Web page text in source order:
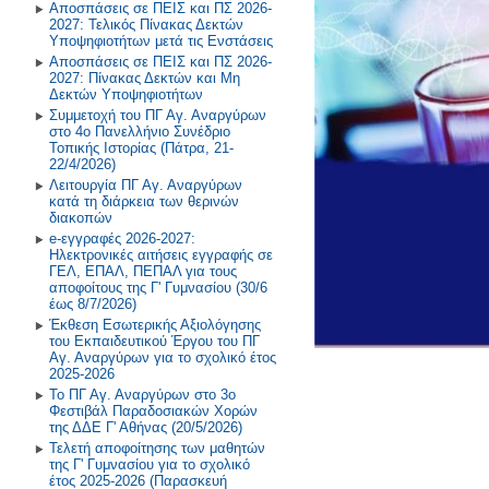
Τεχνολογίας
Περιβάλλον και Εκπάιδευση για
την Αειφόρο Ανάπτυξη
Πρόγραμμα Σίτισης και Υγιεινής
Διατροφής
Δραστηριότητες στο Σχολικό
Επαγγελματικό Προσανατολισμό
2021-2022
Παλαιότερα έτη
2022-2023
2019-2020
2018-2019
2017-2018
2016-2017
2015-2016
2014-2015
Παλαιότερη Έτη
Αποσπάσεις σε ΠΕΙΣ και ΠΣ 2026-
2027: Τελικός Πίνακας Δεκτών
Υποψηφιοτήτων μετά τις Ενστάσεις
Αποσπάσεις σε ΠΕΙΣ και ΠΣ 2026-
2027: Πίνακας Δεκτών και Μη
Δεκτών Υποψηφιοτήτων
Συμμετοχή του ΠΓ Αγ. Αναργύρων
στο 4ο Πανελλήνιο Συνέδριο
Τοπικής Ιστορίας (Πάτρα, 21-
22/4/2026)
Λειτουργία ΠΓ Αγ. Αναργύρων
κατά τη διάρκεια των θερινών
διακοπών
e-εγγραφές 2026-2027:
Ηλεκτρονικές αιτήσεις εγγραφής σε
ΓΕΛ, ΕΠΑΛ, ΠΕΠΑΛ για τους
αποφοίτους της Γ' Γυμνασίου (30/6
έως 8/7/2026)
Έκθεση Εσωτερικής Αξιολόγησης
του Εκπαιδευτικού Έργου του ΠΓ
Αγ. Αναργύρων για το σχολικό έτος
2025-2026
Το ΠΓ Αγ. Αναργύρων στο 3ο
Φεστιβάλ Παραδοσιακών Χορών
της ΔΔΕ Γ' Αθήνας (20/5/2026)
Τελετή αποφοίτησης των μαθητών
της Γ' Γυμνασίου για το σχολικό
έτος 2025-2026 (Παρασκευή